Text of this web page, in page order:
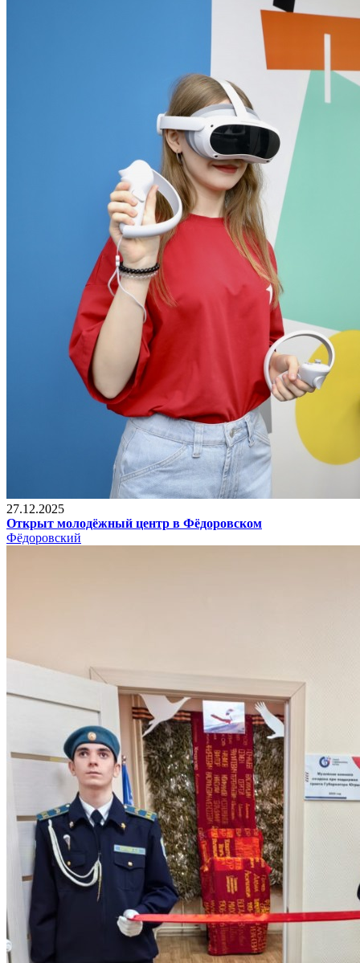
27.12.2025
Открыт молодёжный центр в Фёдоровском
Фёдоровский